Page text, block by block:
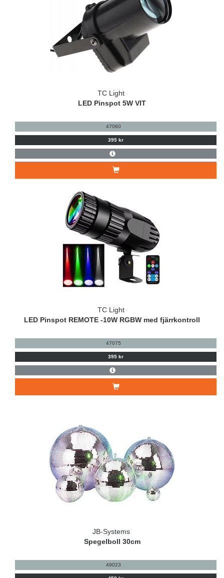
TC Light
LED Pinspot 5W VIT
47060
395 kr
TC Light
LED Pinspot REMOTE -10W RGBW med fjärrkontroll
47075
395 kr
JB-Systems
Spegelboll 30cm
49023